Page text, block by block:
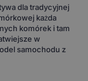
dla tradycyjnej
każda
komórek i tam
w
samochodu z